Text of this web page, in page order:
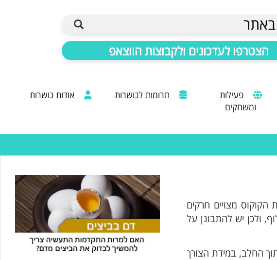
הצטרפו לעדכונים ולקבוצות הווצאפ
פעילות
ומשחקים
תרומות לכושרות אודות כושרות
מצויים חרקים
ולכן יש להתבונן על
החלב, במידת הצורך